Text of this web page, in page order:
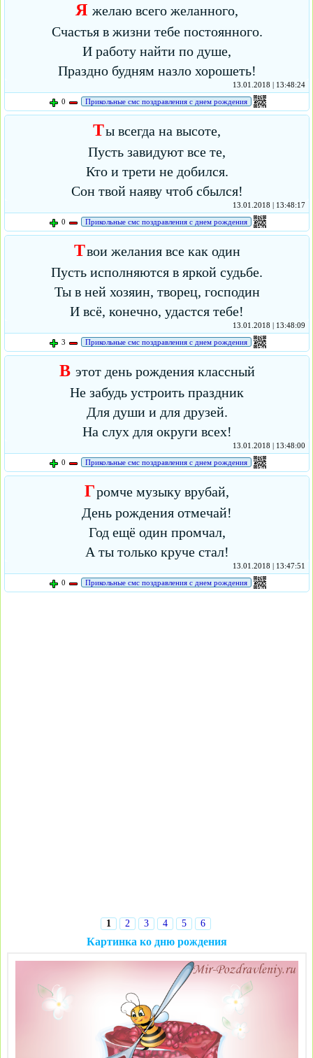
Я желаю всего желанного,
Счастья в жизни тебе постоянного.
И работу найти по душе,
Праздно будням назло хорошеть!
13.01.2018 | 13:48:24
0
Прикольные смс поздравления с днем рождения
Ты всегда на высоте,
Пусть завидуют все те,
Кто и трети не добился.
Сон твой наяву чтоб сбылся!
13.01.2018 | 13:48:17
0
Прикольные смс поздравления с днем рождения
Твои желания все как один
Пусть исполняются в яркой судьбе.
Ты в ней хозяин, творец, господин
И всё, конечно, удастся тебе!
13.01.2018 | 13:48:09
3
Прикольные смс поздравления с днем рождения
В этот день рождения классный
Не забудь устроить праздник
Для души и для друзей.
На слух для округи всех!
13.01.2018 | 13:48:00
0
Прикольные смс поздравления с днем рождения
Громче музыку врубай,
День рождения отмечай!
Год ещё один промчал,
А ты только круче стал!
13.01.2018 | 13:47:51
0
Прикольные смс поздравления с днем рождения
1 2 3 4 5 6
Картинка ко дню рождения